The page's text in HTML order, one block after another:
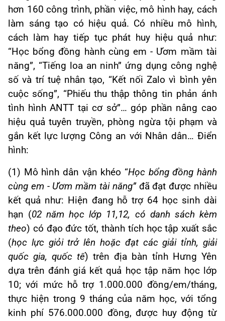
hơn 160 công trình, phần việc, mô hình hay, cách
làm sáng tạo có hiệu quả. Có nhiều mô hình,
cách làm hay tiếp tục phát huy hiệu quả như:
“Học bổng đồng hành cùng em - Ươm mầm tài
năng”, “Tiếng loa an ninh” ứng dụng công nghệ
số và trí tuệ nhân tạo, “Kết nối Zalo vì bình yên
cuộc sống”, “Phiếu thu thập thông tin phản ánh
tình hình ANTT tại cơ sở”… góp phần nâng cao
hiệu quả tuyên truyền, phòng ngừa tội phạm và
gắn kết lực lượng Công an với Nhân dân… Điển
hình:
(1) Mô hình dân vận khéo “Học bổng đồng hành
cùng em - Ươm mầm tài năng” đã đạt được nhiều
kết quả như: Hiện đang hỗ trợ 64 học sinh dài
hạn (02 năm học lớp 11,12, có danh sách kèm
theo) có đạo đức tốt, thành tích học tập xuất sắc
(học lực giỏi trở lên hoặc đạt các giải tỉnh, giải
quốc gia, quốc tế) trên địa bàn tỉnh Hưng Yên
dựa trên đánh giá kết quả học tập năm học lớp
10; với mức hỗ trợ 1.000.000 đồng/em/tháng,
thực hiện trong 9 tháng của năm học, với tổng
kinh phí 576.000.000 đồng, được huy động từ